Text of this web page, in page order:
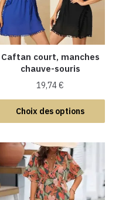
Caftan court, manches
chauve-souris
19,74€
Choix des options
Ce
produit
plusieurs
variations.
Les
options